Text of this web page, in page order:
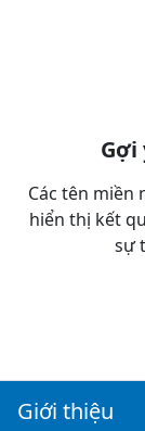
Các tên miền
hiển thị kết
sự
Giới thiệu